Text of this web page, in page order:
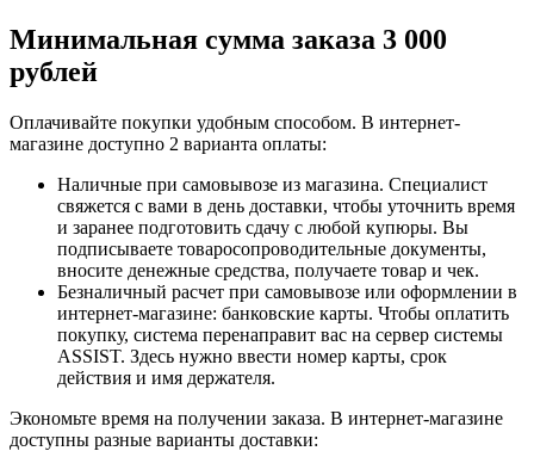
Минимальная сумма заказа 3 000
рублей
Оплачивайте покупки удобным способом. В интернет-
магазине доступно 2 варианта оплаты:
Наличные при самовывозе из магазина. Специалист
свяжется с вами в день доставки, чтобы уточнить время
и заранее подготовить сдачу с любой купюры. Вы
подписываете товаросопроводительные документы,
вносите денежные средства, получаете товар и чек.
Безналичный расчет при самовывозе или оформлении в
интернет-магазине: банковские карты. Чтобы оплатить
покупку, система перенаправит вас на сервер системы
ASSIST. Здесь нужно ввести номер карты, срок
действия и имя держателя.
Экономьте время на получении заказа. В интернет-магазине
доступны разные варианты доставки: